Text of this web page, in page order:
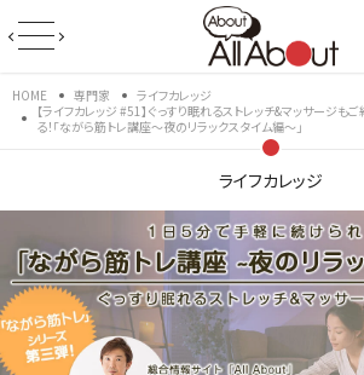
HOME 専門家
ライフカレッジ
【ライフカレッジ #51】ぐっすり眠れるストレッチ&マッサージ
る！「ながら筋トレ講座～夜のリラックスタイム編～」
ライフカレッジ